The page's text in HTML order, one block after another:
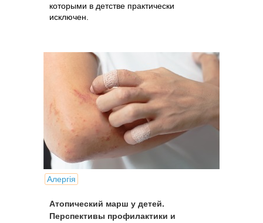
которыми в детстве практически
исключен.
Алергія
Атопический марш у детей.
Перспективы профилактики и